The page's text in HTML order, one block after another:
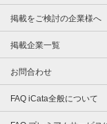
掲載をご検討の企業様へ
掲載企業一覧
お問合わせ
FAQ iCata全般について